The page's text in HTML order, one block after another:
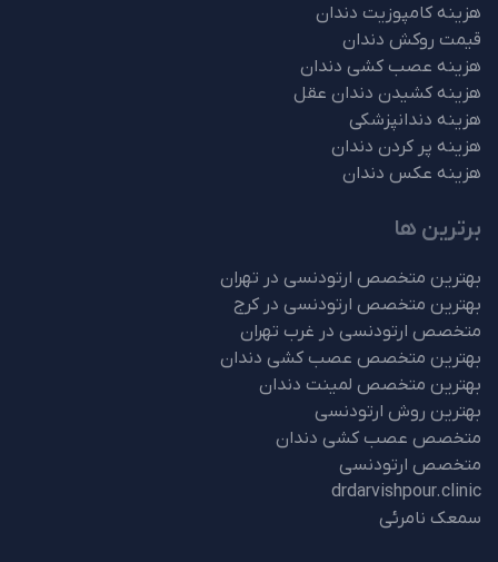
هزینه کامپوزیت دندان
قیمت روکش دندان
هزینه عصب کشی دندان
هزینه کشیدن دندان عقل
هزینه دندانپزشکی
هزینه پر کردن دندان
هزینه عکس دندان
برترین ها
بهترین متخصص ارتودنسی در تهران
بهترین متخصص ارتودنسی در کرج
متخصص ارتودنسی در غرب تهران
بهترین متخصص عصب کشی دندان
بهترین متخصص لمینت دندان
بهترین روش ارتودنسی
متخصص عصب کشی دندان
متخصص ارتودنسی
drdarvishpour.clinic
سمعک نامرئی